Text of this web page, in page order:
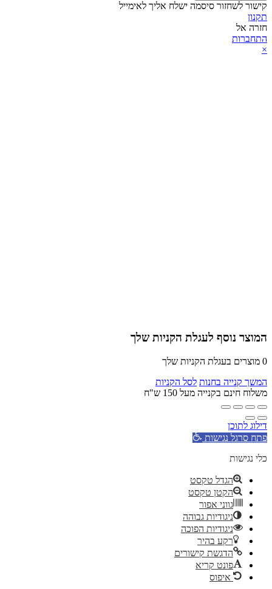
קישור לשחזור סיסמה ישלח אליך לאימייל
תקנון
חזרה אל
התחברות
×
המוצר נוסף לעגלת הקניות שלך
0 מוצרים בעגלת הקניות שלך
המשך קנייה בחנות לסל הקניות
משלוח חינם בקנייה מעל 150 ש"ח
דילוג לתוכן
פתח סרגל נגישות
כלי נגישות
הגדל טקסט
הקטן טקסט
גווני אפור
ניגודיות גבוהה
ניגודיות הפוכה
רקע בהיר
הדגשת קישורים
פונט קריא
איפוס